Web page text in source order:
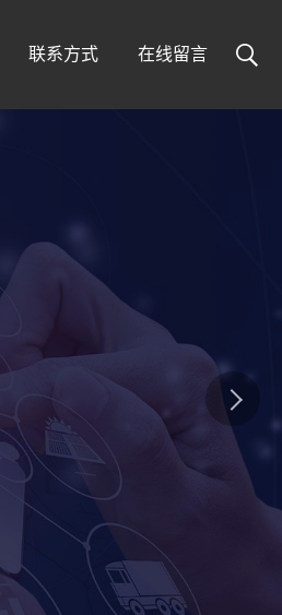
联系方式 在线留言